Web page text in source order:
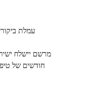
עמלת
מרשם יישלח
12 חודשים של